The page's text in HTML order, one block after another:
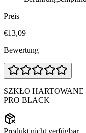
Preis
€13,09
Bewertung
SZKŁO HARTOWANE
PRO BLACK
Produkt nicht verfügbar